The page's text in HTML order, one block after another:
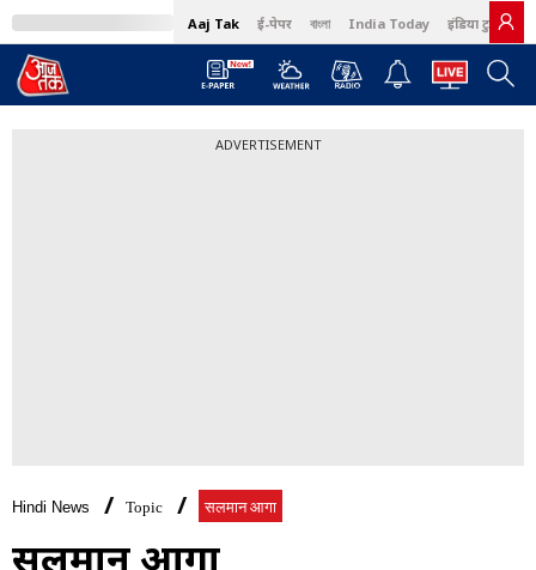
Aaj Tak ई-पेपर বাংলা India Today इंडिया टुडे हिंदी
ADVERTISEMENT
Hindi News Topic सलमान आगा
सलमान आगा